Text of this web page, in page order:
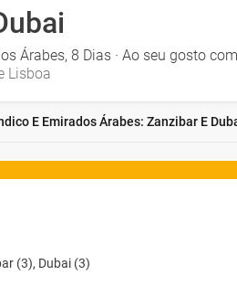
Árabes, 8 Dias · Ao seu gosto
Lisboa
E Emirados Árabes: Zanzibar E